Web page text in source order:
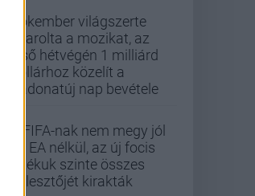
Pókember világszerte
letarolta a mozikat, az
első hétvégén 1 milliárd
dollárhoz közelít a
Vadonatúj nap bevétele
A FIFA-nak nem megy jól
az EA nélkül, az új focis
játékuk szinte összes
fejlesztőjét kirakták